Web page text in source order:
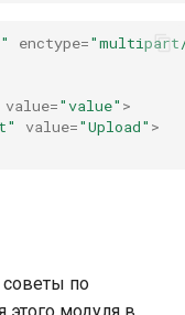
enctype=
value="value" >
value="Upload" >
по